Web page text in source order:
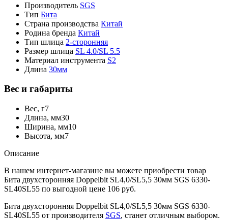
Производитель SGS
Тип Бита
Страна производства Китай
Родина бренда Китай
Тип шлица 2-сторонняя
Размер шлица SL 4.0/SL 5.5
Материал инструмента S2
Длина 30мм
Вес и габариты
Вес, г7
Длина, мм30
Ширина, мм10
Высота, мм7
Описание
В нашем интернет-магазине вы можете приобрести товар
Бита двухсторонняя Doppelbit SL4,0/SL5,5 30мм SGS 6330-
SL40SL55 по выгодной цене 106 руб.
Бита двухсторонняя Doppelbit SL4,0/SL5,5 30мм SGS 6330-
SL40SL55 от производителя SGS, станет отличным выбором.